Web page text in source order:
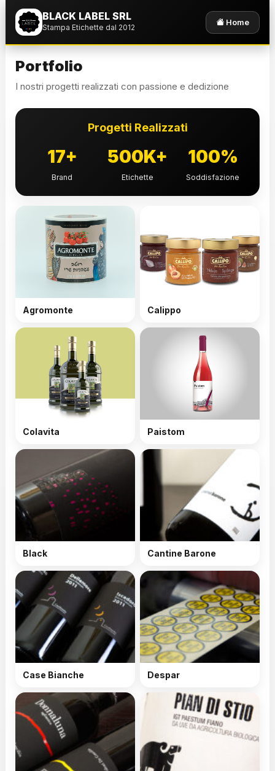
BLACK LABEL SRL
Stampa Etichette dal 2012
Home
Portfolio
I nostri progetti realizzati con passione e dedizione
Progetti Realizzati
17+
Brand
500K+
Etichette
100%
Soddisfazione
Agromonte Calippo
Colavita Paistom
Black Cantine Barone
Case Bianche Despar